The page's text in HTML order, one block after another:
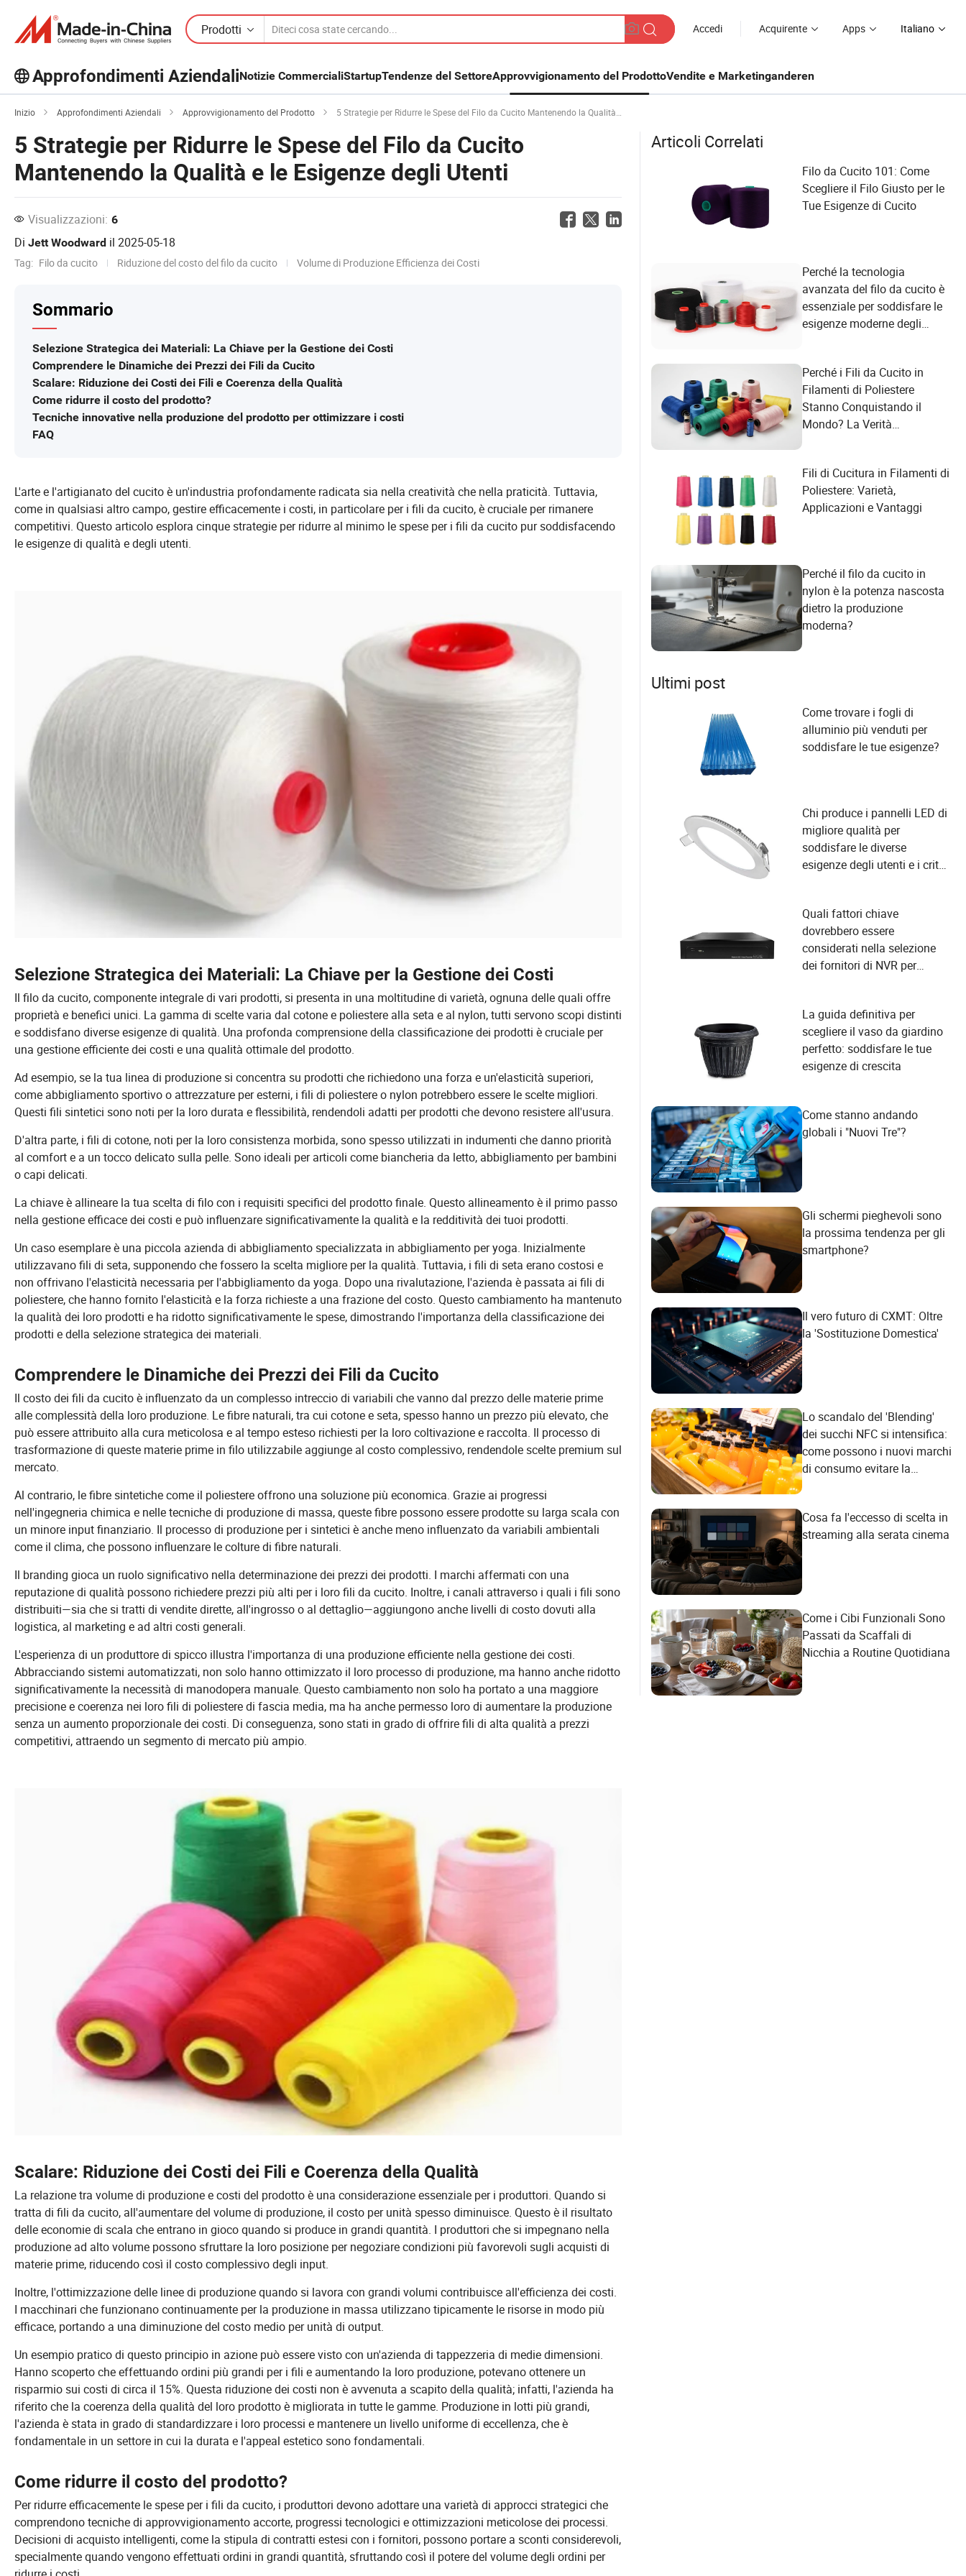
Prodotti Accedi Acquirente Apps Italiano
Approfondimenti AziendaliNotizie CommercialiStartupTendenze del SettoreApprovvigionamento del ProdottoVendite e Marketinganderen
Approfondimenti Aziendali!
Inizio Approfondimenti Aziendali Approvvigionamento del Prodotto 5 Strategie per Ridurre le Spese del Filo da Cucito Mantenendo la Qualità e le Esigenze degli Utenti
5 Strategie per Ridurre le Spese del Filo da Cucito
Mantenendo la Qualità e le Esigenze degli Utenti
Visualizzazioni: 6
Di Jett Woodward il 2025-05-18
Tag: Filo da cucito Riduzione del costo del filo da cucito Volume di Produzione Efficienza dei Costi
Sommario
Selezione Strategica dei Materiali: La Chiave per la Gestione dei Costi
Comprendere le Dinamiche dei Prezzi dei Fili da Cucito
Scalare: Riduzione dei Costi dei Fili e Coerenza della Qualità
Come ridurre il costo del prodotto?
Tecniche innovative nella produzione del prodotto per ottimizzare i costi
FAQ
L'arte e l'artigianato del cucito è un'industria profondamente radicata sia nella creatività che nella praticità. Tuttavia,
come in qualsiasi altro campo, gestire efficacemente i costi, in particolare per i fili da cucito, è cruciale per rimanere
competitivi. Questo articolo esplora cinque strategie per ridurre al minimo le spese per i fili da cucito pur soddisfacendo
le esigenze di qualità e degli utenti.
Selezione Strategica dei Materiali: La Chiave per la Gestione dei Costi
Il filo da cucito, componente integrale di vari prodotti, si presenta in una moltitudine di varietà, ognuna delle quali offre
proprietà e benefici unici. La gamma di scelte varia dal cotone e poliestere alla seta e al nylon, tutti servono scopi distinti
e soddisfano diverse esigenze di qualità. Una profonda comprensione della classificazione dei prodotti è cruciale per
una gestione efficiente dei costi e una qualità ottimale del prodotto.
Ad esempio, se la tua linea di produzione si concentra su prodotti che richiedono una forza e un'elasticità superiori,
come abbigliamento sportivo o attrezzature per esterni, i fili di poliestere o nylon potrebbero essere le scelte migliori.
Questi fili sintetici sono noti per la loro durata e flessibilità, rendendoli adatti per prodotti che devono resistere all'usura.
D'altra parte, i fili di cotone, noti per la loro consistenza morbida, sono spesso utilizzati in indumenti che danno priorità
al comfort e a un tocco delicato sulla pelle. Sono ideali per articoli come biancheria da letto, abbigliamento per bambini
o capi delicati.
La chiave è allineare la tua scelta di filo con i requisiti specifici del prodotto finale. Questo allineamento è il primo passo
nella gestione efficace dei costi e può influenzare significativamente la qualità e la redditività dei tuoi prodotti.
Un caso esemplare è una piccola azienda di abbigliamento specializzata in abbigliamento per yoga. Inizialmente
utilizzavano fili di seta, supponendo che fossero la scelta migliore per la qualità. Tuttavia, i fili di seta erano costosi e
non offrivano l'elasticità necessaria per l'abbigliamento da yoga. Dopo una rivalutazione, l'azienda è passata ai fili di
poliestere, che hanno fornito l'elasticità e la forza richieste a una frazione del costo. Questo cambiamento ha mantenuto
la qualità dei loro prodotti e ha ridotto significativamente le spese, dimostrando l'importanza della classificazione dei
prodotti e della selezione strategica dei materiali.
Comprendere le Dinamiche dei Prezzi dei Fili da Cucito
Il costo dei fili da cucito è influenzato da un complesso intreccio di variabili che vanno dal prezzo delle materie prime
alle complessità della loro produzione. Le fibre naturali, tra cui cotone e seta, spesso hanno un prezzo più elevato, che
può essere attribuito alla cura meticolosa e al tempo esteso richiesti per la loro coltivazione e raccolta. Il processo di
trasformazione di queste materie prime in filo utilizzabile aggiunge al costo complessivo, rendendole scelte premium sul
mercato.
Al contrario, le fibre sintetiche come il poliestere offrono una soluzione più economica. Grazie ai progressi
nell'ingegneria chimica e nelle tecniche di produzione di massa, queste fibre possono essere prodotte su larga scala con
un minore input finanziario. Il processo di produzione per i sintetici è anche meno influenzato da variabili ambientali
come il clima, che possono influenzare le colture di fibre naturali.
Il branding gioca un ruolo significativo nella determinazione dei prezzi dei prodotti. I marchi affermati con una
reputazione di qualità possono richiedere prezzi più alti per i loro fili da cucito. Inoltre, i canali attraverso i quali i fili sono
distribuiti—sia che si tratti di vendite dirette, all'ingrosso o al dettaglio—aggiungono anche livelli di costo dovuti alla
logistica, al marketing e ad altri costi generali.
L'esperienza di un produttore di spicco illustra l'importanza di una produzione efficiente nella gestione dei costi.
Abbracciando sistemi automatizzati, non solo hanno ottimizzato il loro processo di produzione, ma hanno anche ridotto
significativamente la necessità di manodopera manuale. Questo cambiamento non solo ha portato a una maggiore
precisione e coerenza nei loro fili di poliestere di fascia media, ma ha anche permesso loro di aumentare la produzione
senza un aumento proporzionale dei costi. Di conseguenza, sono stati in grado di offrire fili di alta qualità a prezzi
competitivi, attraendo un segmento di mercato più ampio.
Scalare: Riduzione dei Costi dei Fili e Coerenza della Qualità
La relazione tra volume di produzione e costi del prodotto è una considerazione essenziale per i produttori. Quando si
tratta di fili da cucito, all'aumentare del volume di produzione, il costo per unità spesso diminuisce. Questo è il risultato
delle economie di scala che entrano in gioco quando si produce in grandi quantità. I produttori che si impegnano nella
produzione ad alto volume possono sfruttare la loro posizione per negoziare condizioni più favorevoli sugli acquisti di
materie prime, riducendo così il costo complessivo degli input.
Inoltre, l'ottimizzazione delle linee di produzione quando si lavora con grandi volumi contribuisce all'efficienza dei costi.
I macchinari che funzionano continuamente per la produzione in massa utilizzano tipicamente le risorse in modo più
efficace, portando a una diminuzione del costo medio per unità di output.
Un esempio pratico di questo principio in azione può essere visto con un'azienda di tappezzeria di medie dimensioni.
Hanno scoperto che effettuando ordini più grandi per i fili e aumentando la loro produzione, potevano ottenere un
risparmio sui costi di circa il 15%. Questa riduzione dei costi non è avvenuta a scapito della qualità; infatti, l'azienda ha
riferito che la coerenza della qualità del loro prodotto è migliorata in tutte le gamme. Produzione in lotti più grandi,
l'azienda è stata in grado di standardizzare i loro processi e mantenere un livello uniforme di eccellenza, che è
fondamentale in un settore in cui la durata e l'appeal estetico sono fondamentali.
Come ridurre il costo del prodotto?
Per ridurre efficacemente le spese per i fili da cucito, i produttori devono adottare una varietà di approcci strategici che
comprendono tecniche di approvvigionamento accorte, progressi tecnologici e ottimizzazioni meticolose dei processi.
Decisioni di acquisto intelligenti, come la stipula di contratti estesi con i fornitori, possono portare a sconti considerevoli,
specialmente quando vengono effettuati ordini in grandi quantità, sfruttando così il potere del volume degli ordini per
Articoli Correlati
Filo da Cucito 101: Come
Scegliere il Filo Giusto per le
Tue Esigenze di Cucito
Perché la tecnologia
avanzata del filo da cucito è
essenziale per soddisfare le
esigenze moderne degli
Perché i Fili da Cucito in
Filamenti di Poliestere
Stanno Conquistando il
Mondo? La Verità
Tessile!
Fili di Cucitura in Filamenti di
Poliestere: Varietà,
Applicazioni e Vantaggi
Perché il filo da cucito in
nylon è la potenza nascosta
dietro la produzione
moderna?
Ultimi post
Come trovare i fogli di
alluminio più venduti per
soddisfare le tue esigenze?
Chi produce i pannelli LED di
migliore qualità per
soddisfare le diverse
esigenze degli utenti e i criteri
Quali fattori chiave
dovrebbero essere
considerati nella selezione
dei fornitori di NVR per
La guida definitiva per
scegliere il vaso da giardino
perfetto: soddisfare le tue
esigenze di crescita
Come stanno andando
globali i "Nuovi Tre"?
Gli schermi pieghevoli sono
la prossima tendenza per gli
smartphone?
Il vero futuro di CXMT: Oltre
la 'Sostituzione Domestica'
Lo scandalo del 'Blending'
dei succhi NFC si intensifica:
come possono i nuovi marchi
di consumo evitare la
Cosa fa l'eccesso di scelta in
streaming alla serata cinema
Come i Cibi Funzionali Sono
Passati da Scaffali di
Nicchia a Routine Quotidiana